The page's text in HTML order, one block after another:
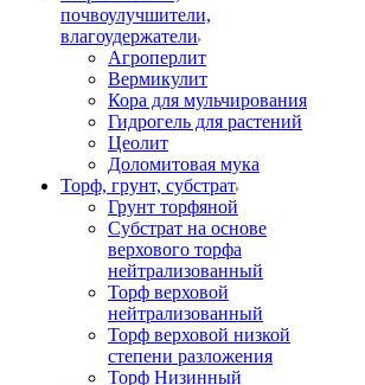
почвоулучшители,
влагоудержатели
Агроперлит
Вермикулит
Кора для мульчирования
Гидрогель для растений
Цеолит
Доломитовая мука
Торф, грунт, субстрат
Грунт торфяной
Субстрат на основе
верхового торфа
нейтрализованный
Торф верховой
нейтрализованный
Торф верховой низкой
степени разложения
Торф Низинный